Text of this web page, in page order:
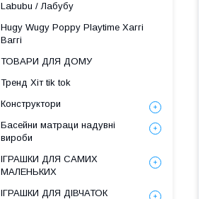
Labubu / Лабубу
Hugy Wugy Poppy Playtime Хаггі
Ваггі
ТОВАРИ ДЛЯ ДОМУ
Тренд Хіт tik tok
Конструктори
Басейни матраци надувні
вироби
ІГРАШКИ ДЛЯ САМИХ
МАЛЕНЬКИХ
ІГРАШКИ ДЛЯ ДІВЧАТОК